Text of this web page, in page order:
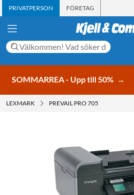
PRIVATPERSON FÖRETAG
SOMMARREA - Upp till 50% →
LEXMARK PREVAIL PRO 705